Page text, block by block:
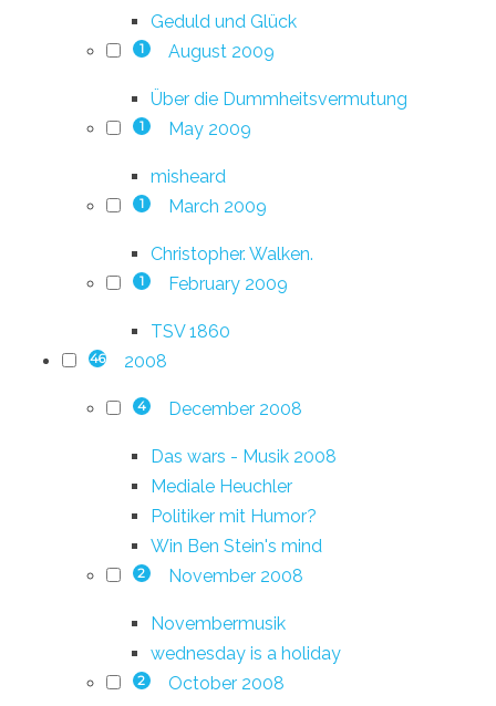
Geduld und Glück
1 August 2009
Über die Dummheitsvermutung
1 May 2009
misheard
1 March 2009
Christopher. Walken.
1 February 2009
TSV 1860
46 2008
4 December 2008
Das wars - Musik 2008
Mediale Heuchler
Politiker mit Humor?
Win Ben Stein's mind
2 November 2008
Novembermusik
wednesday is a holiday
2 October 2008